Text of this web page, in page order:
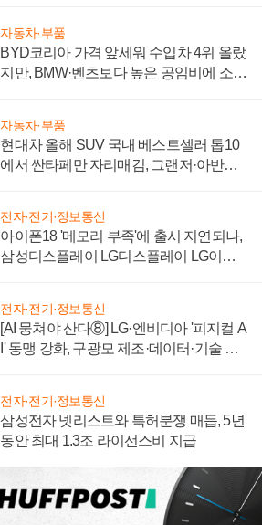
자동차·부품
BYD코리아 가격 앞세워 수입차 4위 올랐
지만, BMW·벤츠보다 높은 공임비에 소비
자동차·부품
현대차 올해 SUV 국내 베스트셀러 톱10
에서 싼타페만 자리매김, 그랜저·아반떼
전자·전기·정보통신
아이폰18 '메모리 부족'에 출시 지연되나,
삼성디스플레이 LG디스플레이 LG이노
전자·전기·정보통신
[AI 뭉쳐야 산다⑧] LG·엔비디아 '피지컬 A
I' 동맹 강화, 구광모 제조·데이터·기술 결
전자·전기·정보통신
삼성전자 넷리스트와 특허분쟁 매듭, 5년
동안 최대 1.3조 라이선스비 지급